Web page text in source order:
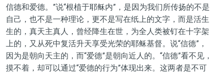
信德和爱德。”说“根植于耶稣内”，是因为我们所传扬的不是
自己，也不是一种理论，更不是写在纸上的文字，而是活生
生的，真天主真人，曾经降生在世，为全人类被钉在十字架
上的，又从死中复活升天享受光荣的耶稣基督。说“信德”，
因为是朝向天主的，而“爱德”是朝向近人的。“信德”看不见，
摸不着，却可以通过“爱德的行为”体现出来。这两者是不可